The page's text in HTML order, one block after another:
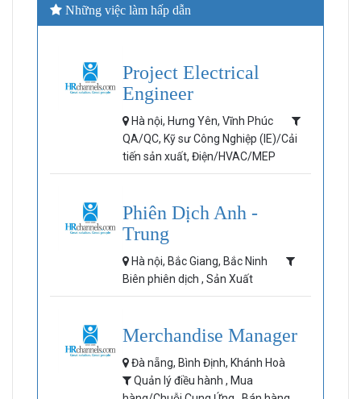
Những việc làm hấp dẫn
Project Electrical
Engineer
Hà nội, Hưng Yên, Vĩnh Phúc
QA/QC, Kỹ sư Công Nghiệp (IE)/Cải
tiến sản xuất, Điện/HVAC/MEP
Phiên Dịch Anh -
Trung
Hà nội, Bắc Giang, Bắc Ninh
Biên phiên dịch , Sản Xuất
Merchandise Manager
Đà nẵng, Bình Định, Khánh Hoà
Quản lý điều hành , Mua